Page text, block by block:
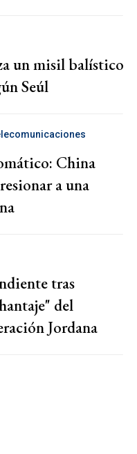
un misil balístico
Seúl
China
a una
tras
del
Jordana